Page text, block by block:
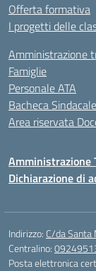
Offerta formativa
I progetti delle
Amministrazione
Famiglie
Personale ATA
Bacheca Sindacale
Area riservata
Amministrazione
Dichiarazione di
Indirizzo: C/da Santa
Centralino:
Posta elettronica